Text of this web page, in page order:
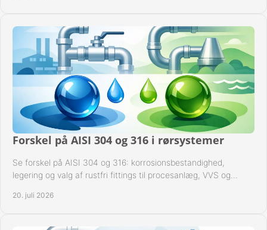
Forskel på AISI 304 og 316 i rørsystemer
Se forskel på AISI 304 og 316: korrosionsbestandighed,
legering og valg af rustfri fittings til procesanlæg, VVS og
20. juli 2026